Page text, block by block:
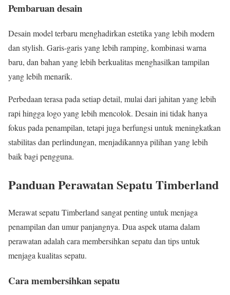
Pembaruan desain
Desain model terbaru menghadirkan estetika yang lebih modern
dan stylish. Garis-garis yang lebih ramping, kombinasi warna
baru, dan bahan yang lebih berkualitas menghasilkan tampilan
yang lebih menarik.
Perbedaan terasa pada setiap detail, mulai dari jahitan yang lebih
rapi hingga logo yang lebih mencolok. Desain ini tidak hanya
fokus pada penampilan, tetapi juga berfungsi untuk meningkatkan
stabilitas dan perlindungan, menjadikannya pilihan yang lebih
baik bagi pengguna.
Panduan Perawatan Sepatu Timberland
Merawat sepatu Timberland sangat penting untuk menjaga
penampilan dan umur panjangnya. Dua aspek utama dalam
perawatan adalah cara membersihkan sepatu dan tips untuk
menjaga kualitas sepatu.
Cara membersihkan sepatu